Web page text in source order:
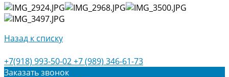
Назад к списку
+7(918) 993-50-02+7 (989) 346-61-73
Заказать звонок